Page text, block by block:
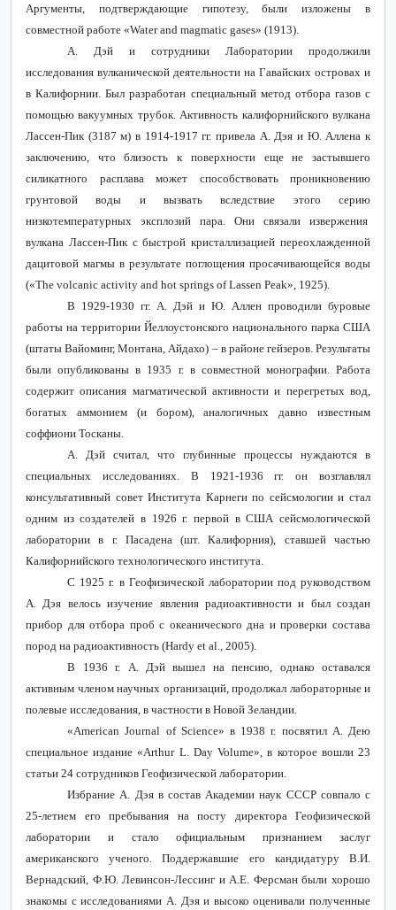
Аргументы, подтверждающие гипотезу, были изложены в
совместной работе «Water and magmatic gases» (1913).
А. Дэй и сотрудники Лаборатории продолжили
исследования вулканической деятельности на Гавайских островах и
в Калифорнии. Был разработан специальный метод отбора газов с
помощью вакуумных трубок. Активность калифорнийского вулкана
Лассен-Пик (3187 м) в 1914-1917 гг. привела А. Дэя и Ю. Аллена к
заключению, что близость к поверхности еще не застывшего
силикатного расплава может способствовать проникновению
грунтовой воды и вызвать вследствие этого серию
низкотемпературных эксплозий пара. Они связали извержения
вулкана Лассен-Пик с быстрой кристаллизацией переохлажденной
дацитовой магмы в результате поглощения просачивающейся воды
(«The volcanic activity and hot springs of Lassen Peak», 1925).
В 1929-1930 гг. А. Дэй и Ю. Аллен проводили буровые
работы на территории Йеллоустонского национального парка США
(штаты Вайоминг, Монтана, Айдахо) – в районе гейзеров. Результаты
были опубликованы в 1935 г. в совместной монографии. Работа
содержит описания магматической активности и перегретых вод,
богатых аммонием (и бором), аналогичных давно известным
соффиони Тосканы.
А. Дэй считал, что глубинные процессы нуждаются в
специальных исследованиях. В 1921-1936 гг. он возглавлял
консультативный совет Института Карнеги по сейсмологии и стал
одним из создателей в 1926 г. первой в США сейсмологической
лаборатории в г. Пасадена (шт. Калифорния), ставшей частью
Калифорнийского технологического института.
С 1925 г. в Геофизической лаборатории под руководством
А. Дэя велось изучение явления радиоактивности и был создан
прибор для отбора проб с океанического дна и проверки состава
пород на радиоактивность (Hardy et al ., 2005).
В 1936 г. А. Дэй вышел на пенсию, однако оставался
активным членом научных организаций, продолжал лабораторные и
полевые исследования, в частности в Новой Зеландии.
«American Journal of Science» в 1938 г. посвятил А. Дею
специальное издание «Arthur L. Day Volume», в которое вошли 23
статьи 24 сотрудников Геофизической лаборатории.
Избрание А. Дэя в состав Академии наук СССР совпало с
25-летием его пребывания на посту директора Геофизической
лаборатории и стало официальным признанием заслуг
американского ученого. Поддержавшие его кандидатуру В.И.
Вернадский, Ф.Ю. Левинсон-Лессинг и А.Е. Ферсман были хорошо
знакомы с исследованиями А. Дэя и высоко оценивали полученные